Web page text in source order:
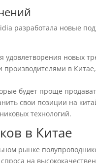
разработала новые
новых
в
будет проще
свои позиции на
технологий.
в Китае
рынке
на